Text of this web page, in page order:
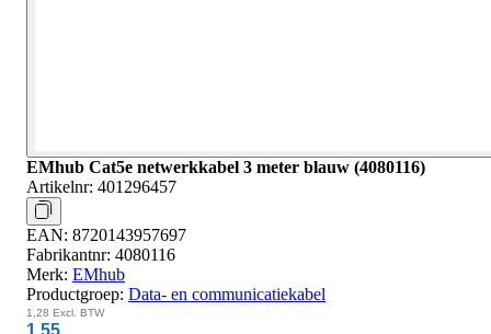
EMhub Cat5e netwerkkabel 3 meter blauw (4080116)
Artikelnr: 401296457
EAN: 8720143957697
Fabrikantnr: 4080116
Merk: EMhub
Productgroep: Data- en communicatiekabel
1,28 Excl. BTW
1,55